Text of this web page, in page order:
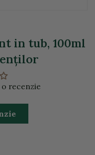
in tub, 100ml
recenzie